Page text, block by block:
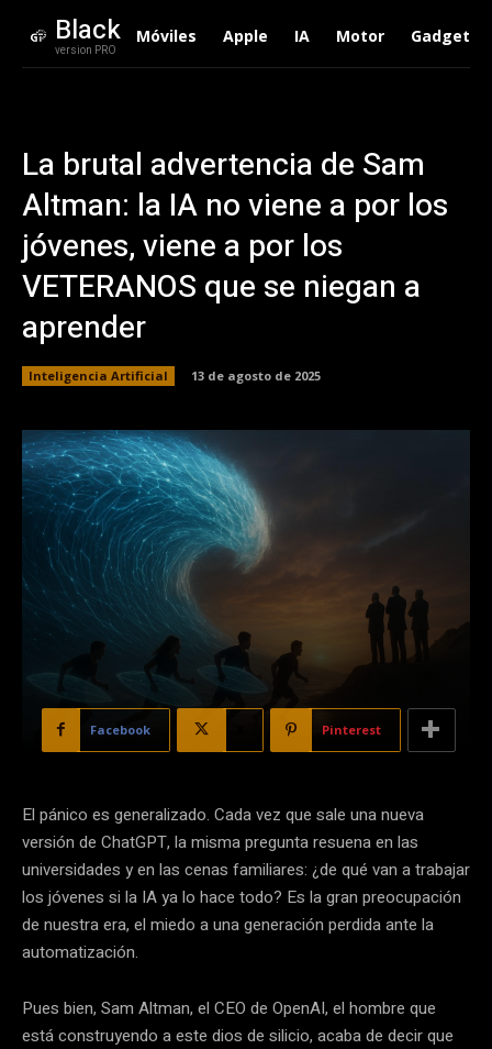
Black
version PRO
Móviles Apple IA Motor Gadgets
La brutal advertencia de Sam
Altman: la IA no viene a por los
jóvenes, viene a por los
VETERANOS que se niegan a
aprender
Inteligencia Artificial 13 de agosto de 2025
Facebook Pinterest
El pánico es generalizado. Cada vez que sale una nueva
versión de ChatGPT, la misma pregunta resuena en las
universidades y en las cenas familiares: ¿de qué van a trabajar
los jóvenes si la IA ya lo hace todo? Es la gran preocupación
de nuestra era, el miedo a una generación perdida ante la
automatización.
Pues bien, Sam Altman, el CEO de OpenAI, el hombre que
está construyendo a este dios de silicio, acaba de decir que